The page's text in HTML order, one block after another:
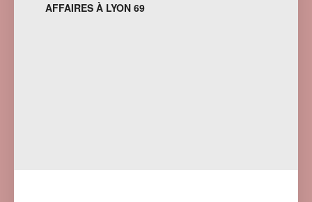
AFFAIRES À LYON 69